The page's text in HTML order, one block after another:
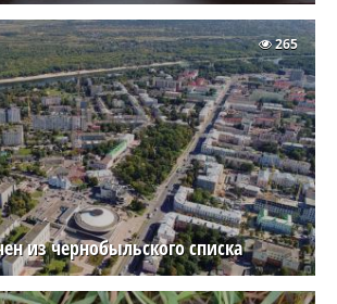
из чернобыльского списка
265